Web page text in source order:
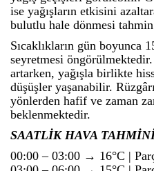
ise yağışların etkisini
bulutlu hale dönmesi
Sıcaklıkların gün boyunca
seyretmesi
artarken, yağışla birlikte
düşüşler yaşanabilir.
yönlerden hafif ve zaman
beklenmektedir.
SAATLİK HAVA
00:00 – 03:00 → 16°C |